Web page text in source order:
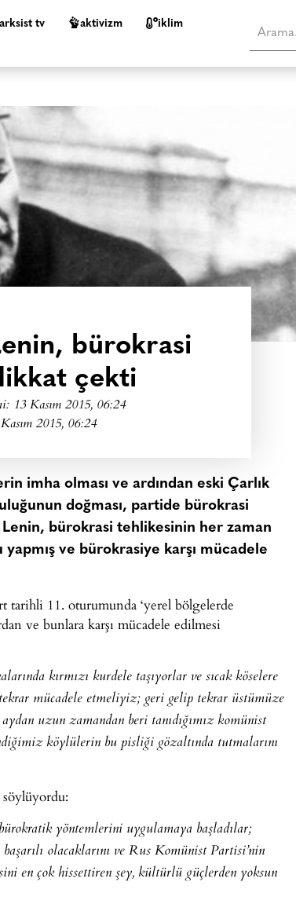
tv aktivizm i̇klim
bürokrasi
çekti
13 Kasım 2015, 06:24
2015, 06:24
imha olması ve ardından eski Çarlık
doğması, partide bürokrasi
bürokrasi tehlikesinin her zaman
ve bürokrasiye karşı mücadele
tarihli 11. oturumunda ‘yerel bölgelerde
ve bunlara karşı mücadele edilmesi
kırmızı kurdele taşıyorlar ve sıcak köselere
mücadele etmeliyiz; geri gelip tekrar üstümüze
uzun zamandan beri tanıdığımız komünist
köylülerin bu pisliği gözaltında tutmalarını
yöntemlerini uygulamaya başladılar;
olacaklarını ve Rus Komünist Partisi’nin
en çok hissettiren şey, kültürlü güçlerden yoksun